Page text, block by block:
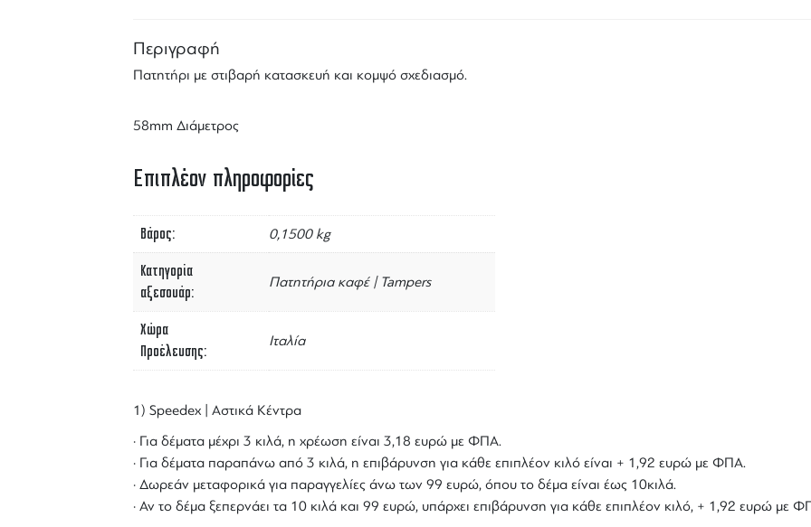
Περιγραφή
Πατητήρι με στιβαρή κατασκευή και κομψό σχεδιασμό.
58mm Διάμετρος
Επιπλέον πληροφορίες
Βάρος 0,1500 kg
Κατηγορία
αξεσουάρ
Πατητήρια καφέ | Tampers
Χώρα
Προέλευσης
Ιταλία
1) Speedex | Αστικά Κέντρα
· Για δέματα μέχρι 3 κιλά, η χρέωση είναι 3,18 ευρώ με ΦΠΑ.
· Για δέματα παραπάνω από 3 κιλά, η επιβάρυνση για κάθε επιπλέον κιλό είναι + 1,92 ευρώ με ΦΠΑ.
· Δωρεάν μεταφορικά για παραγγελίες άνω των 99 ευρώ, όπου το δέμα είναι έως 10κιλά.
· Αν το δέμα ξεπερνάει τα 10 κιλά και 99 ευρώ, υπάρχει επιβάρυνση για κάθε επιπλέον κιλό, + 1,92 ευρώ με